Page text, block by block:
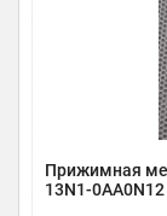
Прижимная
13N1-